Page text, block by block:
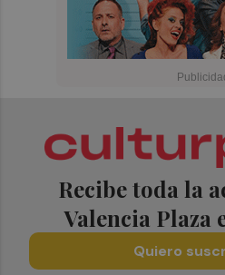
Recibe toda la
Valencia Plaza
Quiero